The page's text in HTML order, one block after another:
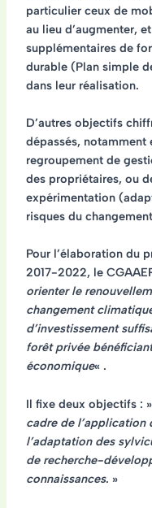
particulier ceux de
au lieu d’augmenter,
supplémentaires de
durable (Plan simple
dans leur réalisation.
D’autres objectifs
dépassés, notamment
regroupement de
des propriétaires, ou
expérimentation
risques du
Pour l’élaboration du
2017-2022, le
orienter le
changement
d’investissement
forêt privée
économique« .
Il fixe deux objectifs : »
cadre de l’application
l’adaptation des
de recherche-
connaissances. »